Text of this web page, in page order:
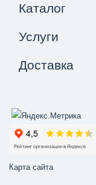
Каталог
Услуги
Доставка
Карта сайта